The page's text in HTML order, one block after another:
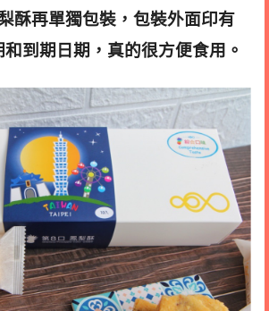
酥再單獨包裝，包裝外面印有
和到期日期，真的很方便食用。